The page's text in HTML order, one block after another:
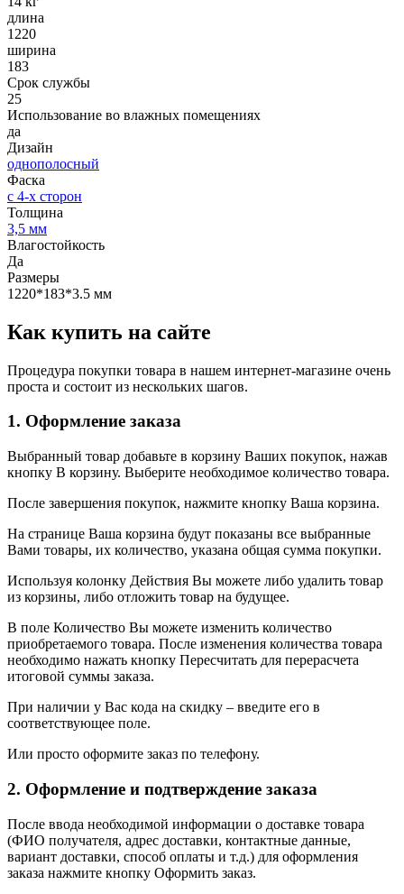
длина
1220
ширина
183
Срок службы
25
Использование во влажных помещениях
да
Дизайн
однополосный
Фаска
с 4-х сторон
Толщина
3,5 мм
Влагостойкость
Да
Размеры
1220*183*3.5 мм
Как купить на сайте
Процедура покупки товара в нашем интернет-магазине очень
проста и состоит из нескольких шагов.
1. Оформление заказа
Выбранный товар добавьте в корзину Ваших покупок, нажав
кнопку В корзину. Выберите необходимое количество товара.
После завершения покупок, нажмите кнопку Ваша корзина.
На странице Ваша корзина будут показаны все выбранные
Вами товары, их количество, указана общая сумма покупки.
Используя колонку Действия Вы можете либо удалить товар
из корзины, либо отложить товар на будущее.
В поле Количество Вы можете изменить количество
приобретаемого товара. После изменения количества товара
необходимо нажать кнопку Пересчитать для перерасчета
итоговой суммы заказа.
При наличии у Вас кода на скидку – введите его в
соответствующее поле.
Или просто оформите заказ по телефону.
2. Оформление и подтверждение заказа
После ввода необходимой информации о доставке товара
(ФИО получателя, адрес доставки, контактные данные,
вариант доставки, способ оплаты и т.д.) для оформления
заказа нажмите кнопку Оформить заказ.